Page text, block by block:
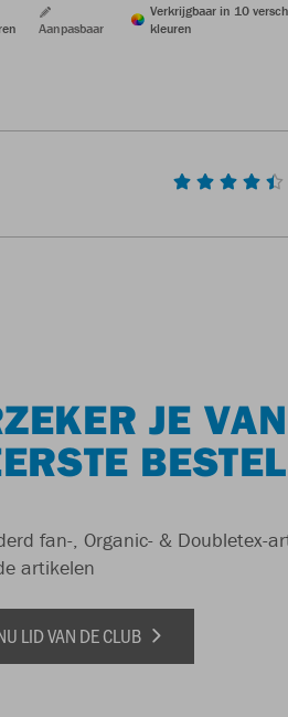
Aanpasbaar
Verkrijgbaar in 10
kleuren
JE
fan-, Organic- & Doubletex-
artikelen
LID VAN DE CLUB